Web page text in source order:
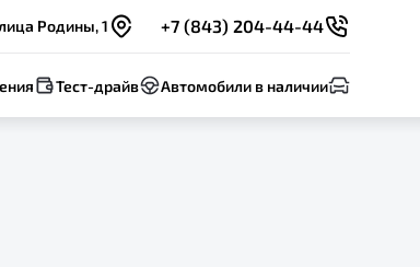
Родины, 1 +7 (843) 204-44-44
Тест-драйв Автомобили в наличии